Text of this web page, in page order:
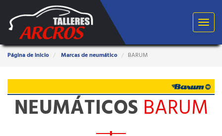
Toggle
Estas
aquí:
Página de inicio Marcas de neumático BARUM
NEUMÁTICOS BARUM